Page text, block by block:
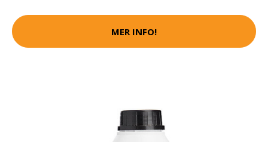
MER INFO!